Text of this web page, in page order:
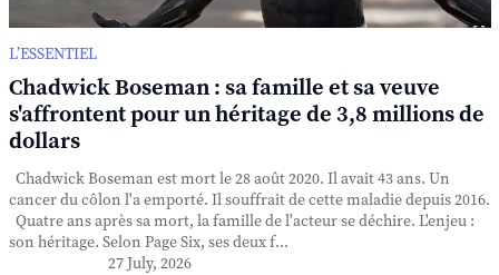
L’ESSENTIEL
Chadwick Boseman : sa famille et sa veuve
s'affrontent pour un héritage de 3,8 millions de
dollars
Chadwick Boseman est mort le 28 août 2020. Il avait 43 ans. Un
cancer du côlon l'a emporté. Il souffrait de cette maladie depuis 2016.
Quatre ans après sa mort, la famille de l'acteur se déchire. L'enjeu :
son héritage. Selon Page Six, ses deux f...
27 July, 2026